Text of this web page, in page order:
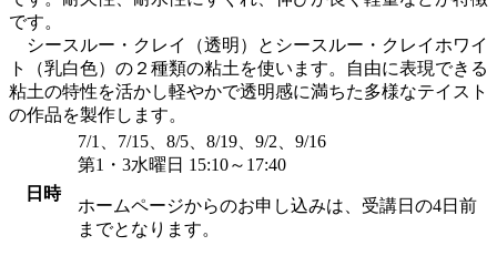
です。
シースルー・クレイ（透明）とシースルー・クレイホワイ
ト（乳白色）の２種類の粘土を使います。自由に表現できる
粘土の特性を活かし軽やかで透明感に満ちた多様なテイスト
の作品を製作します。
日時
7/1、7/15、8/5、8/19、9/2、9/16
第1・3水曜日 15:10～17:40
ホームページからのお申し込みは、受講日の4日前
までとなります。